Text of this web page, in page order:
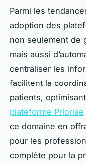
Parmi les
adoption des
non seulement de
mais aussi
centraliser les
facilitent la
patients,
plateforme Priorise
ce domaine en
pour les
complète pour la